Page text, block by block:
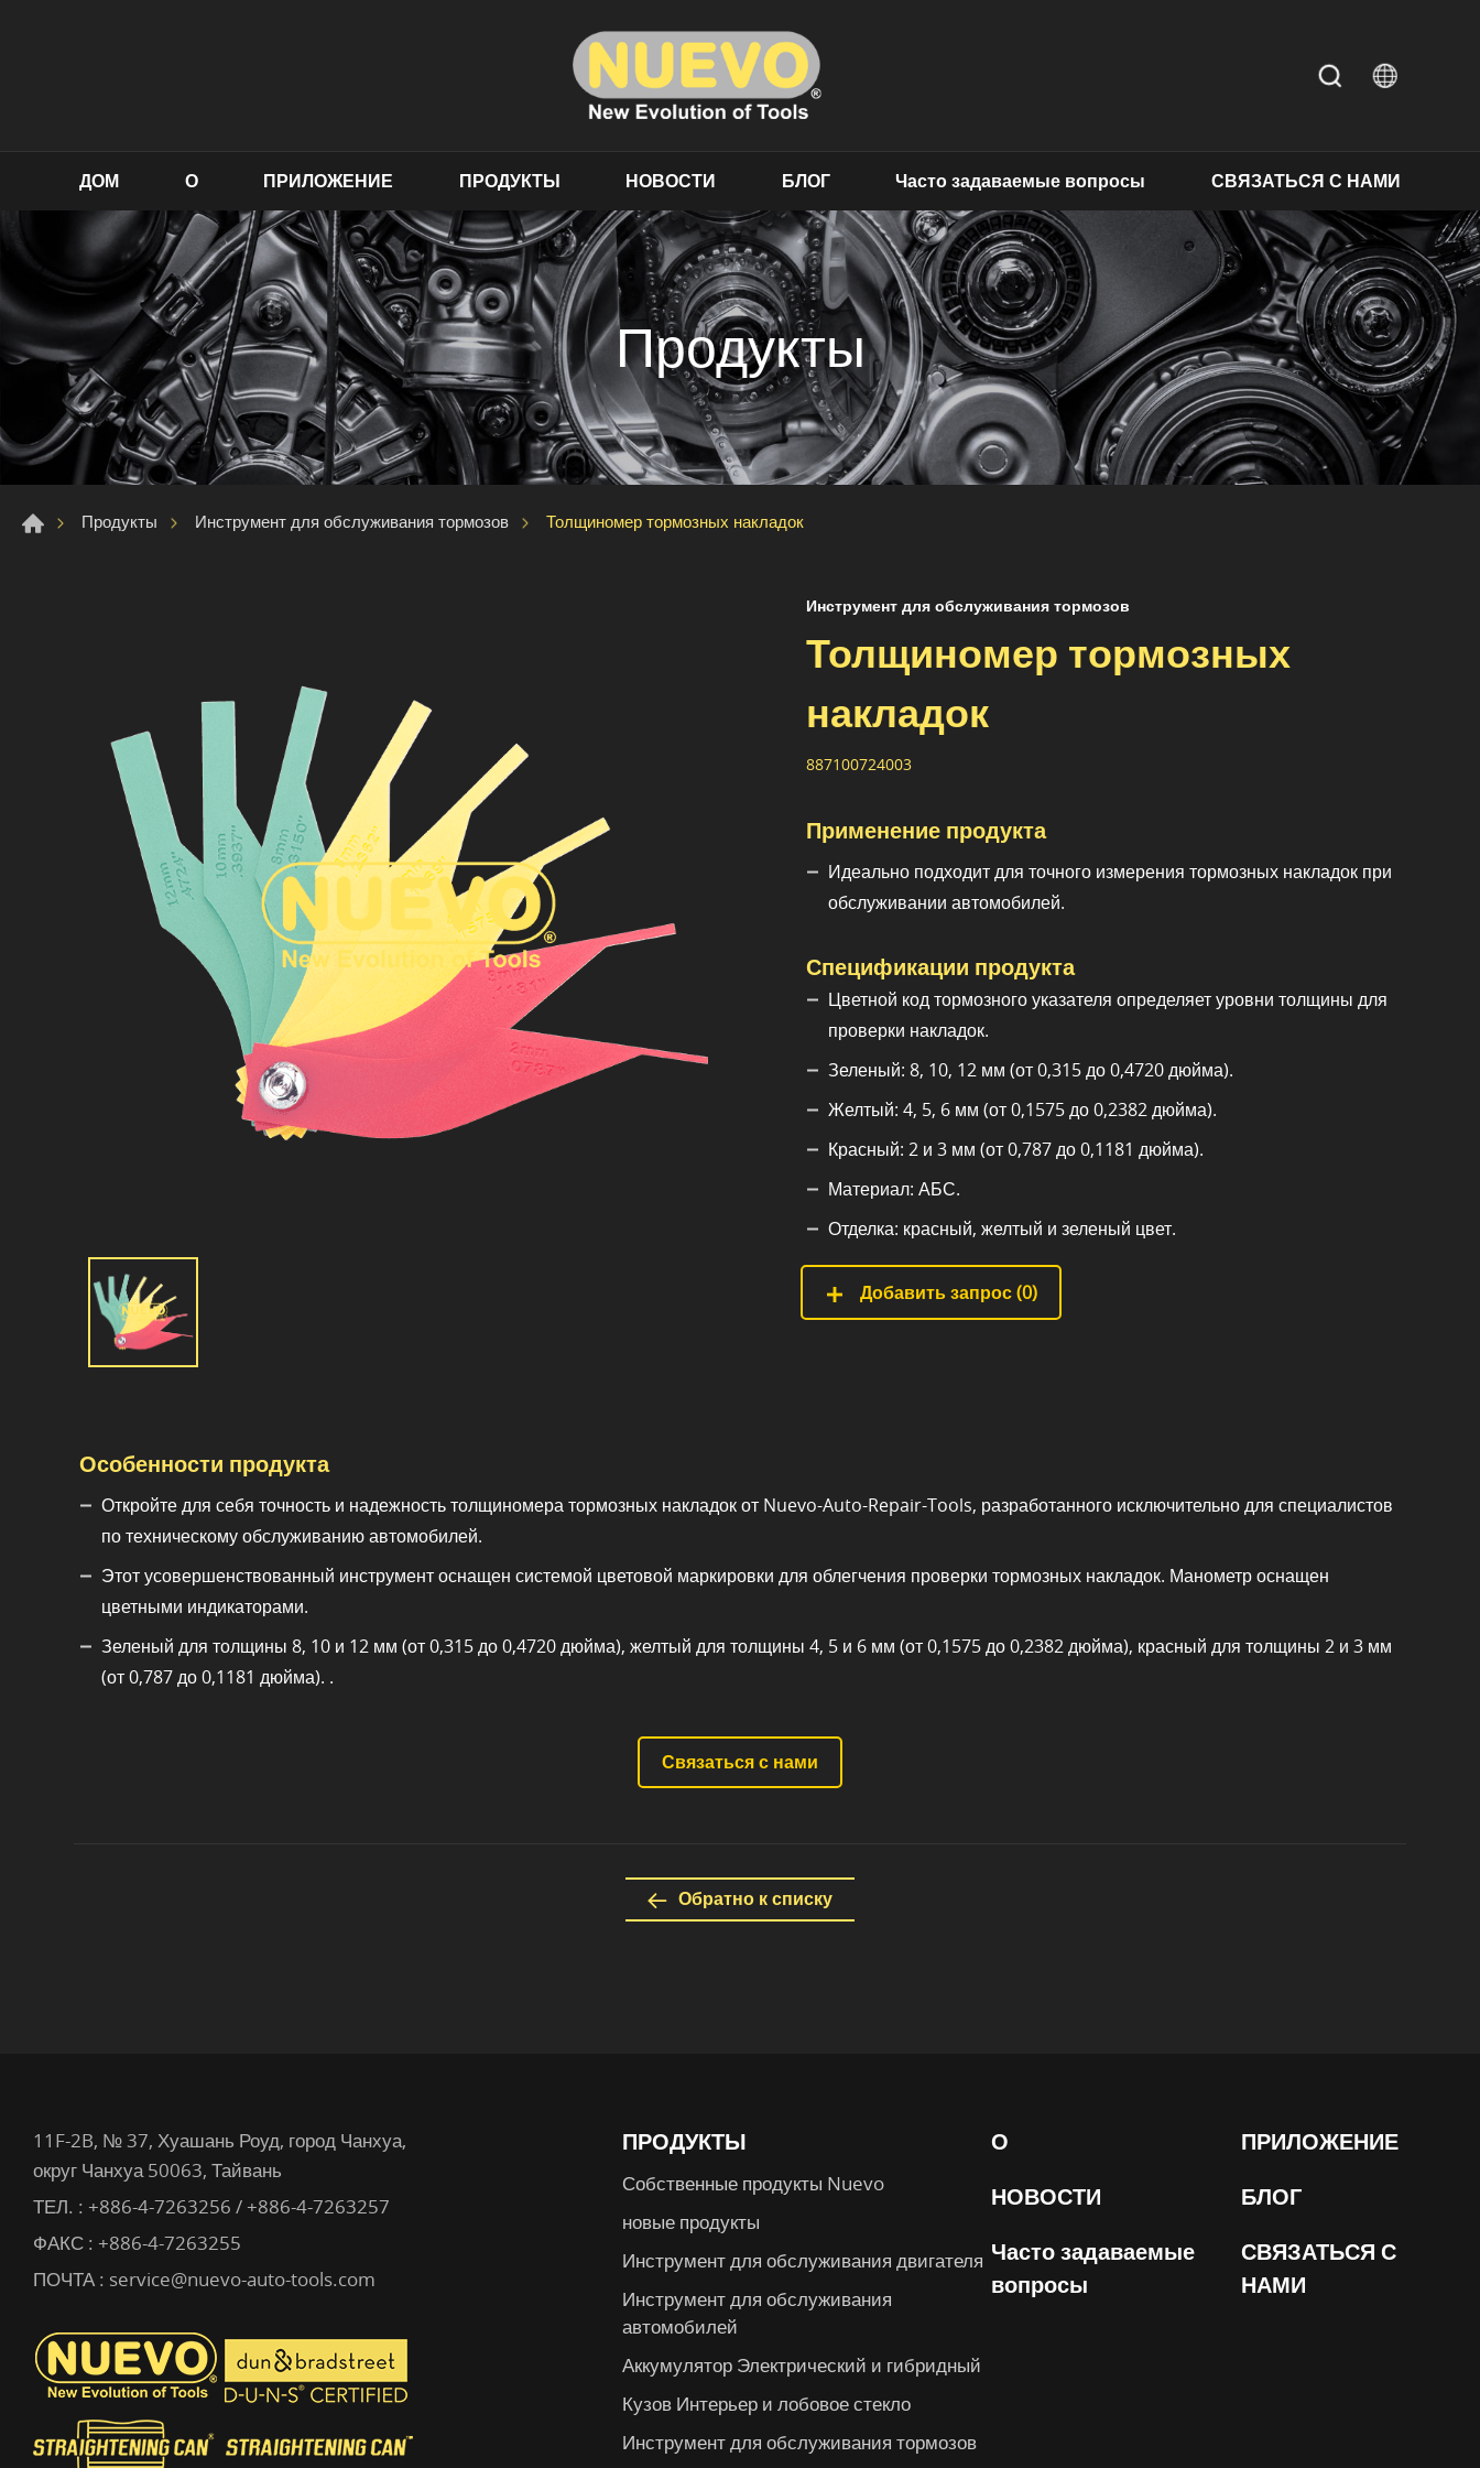
ДОМ О ПРИЛОЖЕНИЕ ПРОДУКТЫ НОВОСТИ БЛОГ Часто задаваемые вопросы СВЯЗАТЬСЯ С НАМИ
Продукты
Продукты Инструмент для обслуживания тормозов Толщиномер тормозных накладок
Инструмент для обслуживания тормозов
Толщиномер тормозных
накладок
887100724003
Применение продукта
Идеально подходит для точного измерения тормозных накладок при
обслуживании автомобилей.
Спецификации продукта
Цветной код тормозного указателя определяет уровни толщины для
проверки накладок.
Зеленый: 8, 10, 12 мм (от 0,315 до 0,4720 дюйма).
Желтый: 4, 5, 6 мм (от 0,1575 до 0,2382 дюйма).
Красный: 2 и 3 мм (от 0,787 до 0,1181 дюйма).
Материал: АБС.
Отделка: красный, желтый и зеленый цвет.
Добавить запрос (0)
Особенности продукта
Откройте для себя точность и надежность толщиномера тормозных накладок от Nuevo-Auto-Repair-Tools, разработанного исключительно для специалистов
по техническому обслуживанию автомобилей.
Этот усовершенствованный инструмент оснащен системой цветовой маркировки для облегчения проверки тормозных накладок. Манометр оснащен
цветными индикаторами.
Зеленый для толщины 8, 10 и 12 мм (от 0,315 до 0,4720 дюйма), желтый для толщины 4, 5 и 6 мм (от 0,1575 до 0,2382 дюйма), красный для толщины 2 и 3 мм
(от 0,787 до 0,1181 дюйма). .
Связаться с нами
Обратно к списку
ПРОДУКТЫ
Собственные продукты Nuevo
новые продукты
Инструмент для обслуживания двигателя
Инструмент для обслуживания
автомобилей
Аккумулятор Электрический и гибридный
Кузов Интерьер и лобовое стекло
Инструмент для обслуживания тормозов
О
ПРИЛОЖЕНИЕ
НОВОСТИ
БЛОГ
Часто задаваемые
вопросы
СВЯЗАТЬСЯ С
НАМИ
11F-2B, № 37, Хуашань Роуд, город Чанхуа,
округ Чанхуа 50063, Тайвань
ТЕЛ. : +886-4-7263256 / +886-4-7263257
ФАКС : +886-4-7263255
ПОЧТА : service@nuevo-auto-tools.com